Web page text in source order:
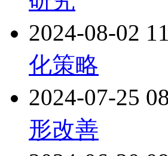
2024-08-02
化策略
2024-07-25
形改善